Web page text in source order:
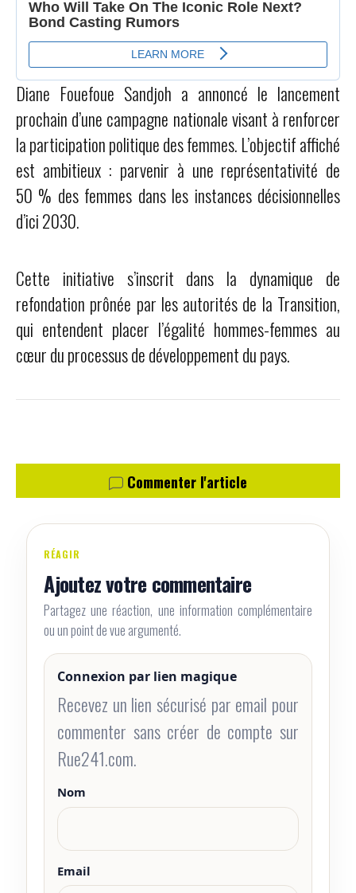
Diane Fouefoue Sandjoh a annoncé le lancement
prochain d’une campagne nationale visant à renforcer
la participation politique des femmes. L’objectif affiché
est ambitieux : parvenir à une représentativité de
50 % des femmes dans les instances décisionnelles
d’ici 2030.
Cette initiative s’inscrit dans la dynamique de
refondation prônée par les autorités de la Transition,
qui entendent placer l’égalité hommes-femmes au
cœur du processus de développement du pays.
Commenter l'article
RÉAGIR
Ajoutez votre commentaire
Partagez une réaction, une information complémentaire
ou un point de vue argumenté.
Connexion par lien magique
Recevez un lien sécurisé par email pour
commenter sans créer de compte sur
Rue241.com.
Nom
Email